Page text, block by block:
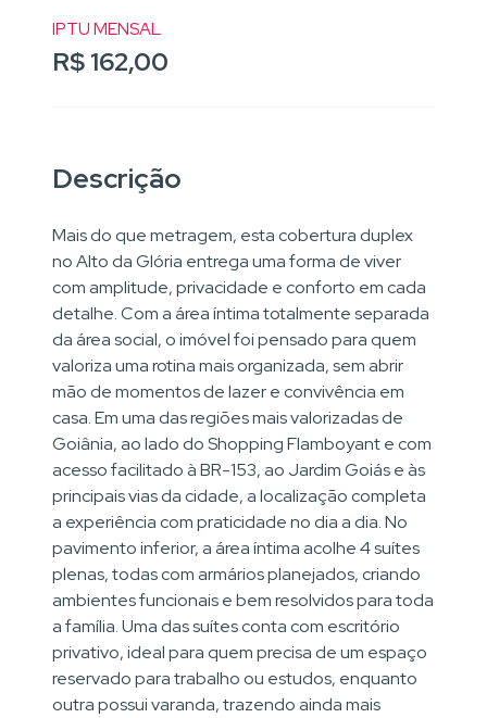
IPTU MENSAL
R$ 162,00
Descrição
Mais do que metragem, esta cobertura duplex
no Alto da Glória entrega uma forma de viver
com amplitude, privacidade e conforto em cada
detalhe. Com a área íntima totalmente separada
da área social, o imóvel foi pensado para quem
valoriza uma rotina mais organizada, sem abrir
mão de momentos de lazer e convivência em
casa. Em uma das regiões mais valorizadas de
Goiânia, ao lado do Shopping Flamboyant e com
acesso facilitado à BR-153, ao Jardim Goiás e às
principais vias da cidade, a localização completa
a experiência com praticidade no dia a dia. No
pavimento inferior, a área íntima acolhe 4 suítes
plenas, todas com armários planejados, criando
ambientes funcionais e bem resolvidos para toda
a família. Uma das suítes conta com escritório
privativo, ideal para quem precisa de um espaço
reservado para trabalho ou estudos, enquanto
outra possui varanda, trazendo ainda mais